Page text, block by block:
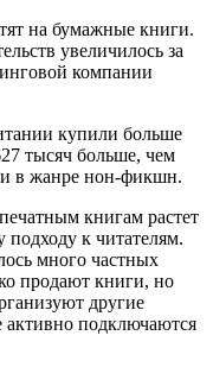
на бумажные книги.
увеличилось за
компании
купили больше
тысяч больше, чем
в жанре нон-фикшн.
книгам растет
подходу к читателям.
много частных
продают книги, но
другие
подключаются